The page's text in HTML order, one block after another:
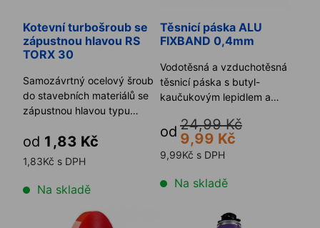
Kotevní turbošroub se
zápustnou hlavou RS
TORX 30
Samozávrtný ocelový šroub
do stavebních materiálů se
zápustnou hlavou typu
od 1,83 Kč
1,83Kč s DPH
Na skladě
Těsnicí páska ALU
FIXBAND 0,4mm
Vodotěsná a vzduchotěsná
těsnicí páska s butyl-
kaučukovým lepidlem a
úpravou. ...
od 24,99 Kč
9,99 Kč
9,99Kč s DPH
Na skladě
Oboustranně lepicí páska A7200Pružná nízkoroztažná pěna